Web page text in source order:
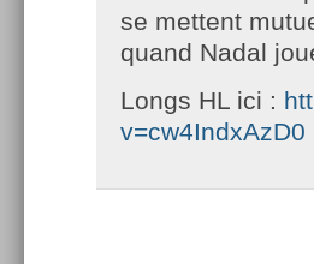
se mettent
quand Nadal
Longs HL ici :
v=cw4IndxAzD0